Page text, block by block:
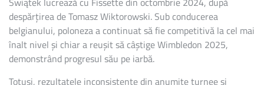
despărțirea de Tomasz Wiktorowski. Sub conducerea
belgianului, poloneza a continuat să fie competitivă la cel mai
înalt nivel și chiar a reușit să câștige Wimbledon 2025,
demonstrând progresul său pe iarbă.
Totuși, rezultatele inconsistente din anumite turnee și